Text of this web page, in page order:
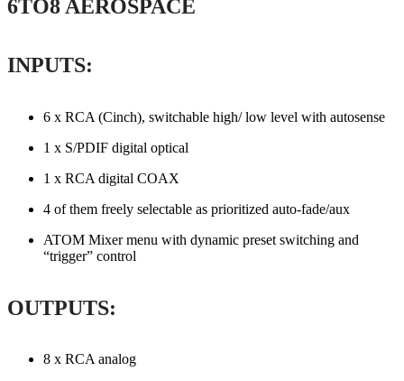
6TO8 AEROSPACE
INPUTS:
6 x RCA (Cinch), switchable high/ low level with autosense
1 x S/PDIF digital optical
1 x RCA digital COAX
4 of them freely selectable as prioritized auto-fade/aux
ATOM Mixer menu with dynamic preset switching and
“trigger” control
OUTPUTS:
8 x RCA analog